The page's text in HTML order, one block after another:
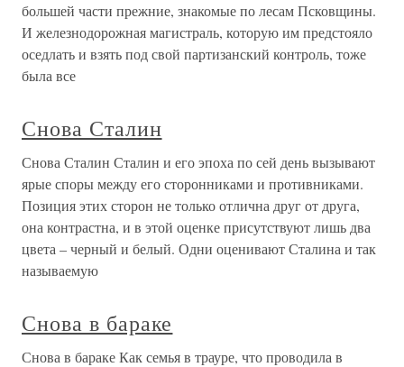
большей части прежние, знакомые по лесам Псковщины.
И железнодорожная магистраль, которую им предстояло
оседлать и взять под свой партизанский контроль, тоже
была все
Снова Сталин
Снова Сталин Сталин и его эпоха по сей день вызывают
ярые споры между его сторонниками и противниками.
Позиция этих сторон не только отлична друг от друга,
она контрастна, и в этой оценке присутствуют лишь два
цвета – черный и белый. Одни оценивают Сталина и так
называемую
Снова в бараке
Снова в бараке Как семья в трауре, что проводила в